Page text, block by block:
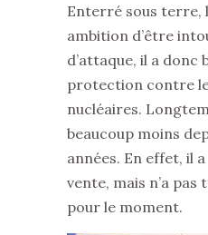
Enterré sous terre,
ambition d’être
d’attaque, il a donc
protection contre
nucléaires.
beaucoup moins
années. En effet, il
vente, mais n’a
pour le moment.